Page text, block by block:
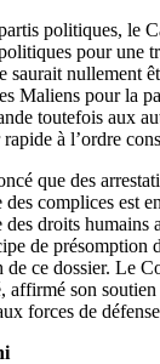
politiques, le
pour une
saurait nullement
Maliens pour la
toutefois aux
à l’ordre
que des
complices est
droits humains
de présomption
ce dossier. Le
affirmé son soutien
forces de